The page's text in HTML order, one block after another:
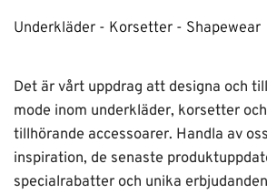
Underkläder - Korsetter - Shapewear
Det är vårt uppdrag att designa och
mode inom underkläder, korsetter
tillhörande accessoarer. Handla av
inspiration, de senaste
specialrabatter och unika